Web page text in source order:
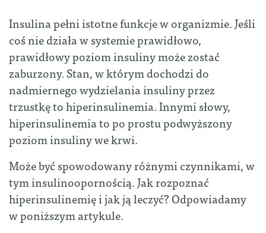
Insulina pełni istotne funkcje w organizmie. Jeśli
coś nie działa w systemie prawidłowo,
prawidłowy poziom insuliny może zostać
zaburzony. Stan, w którym dochodzi do
nadmiernego wydzielania insuliny przez
trzustkę to hiperinsulinemia. Innymi słowy,
hiperinsulinemia to po prostu podwyższony
poziom insuliny we krwi.
Może być spowodowany różnymi czynnikami, w
tym insulinoopornością. Jak rozpoznać
hiperinsulinemię i jak ją leczyć? Odpowiadamy
w poniższym artykule.